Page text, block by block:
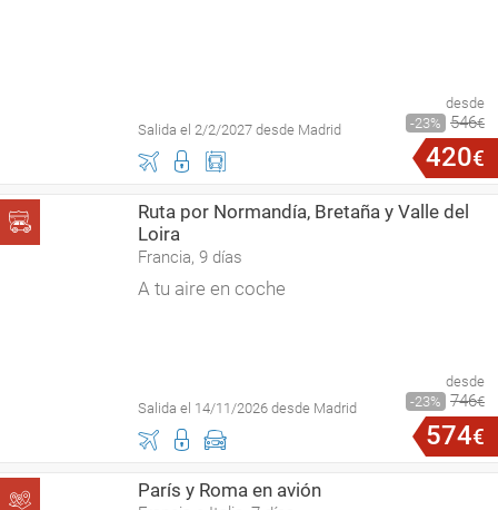
Salida el 2/2/2027 desde Madrid
desde
23
546€
420€
Ruta por Normandía, Bretaña y Valle del
Loira
Francia, 9 días
A tu aire en coche
Salida el 14/11/2026 desde Madrid
desde
23
746€
574€
París y Roma en avión